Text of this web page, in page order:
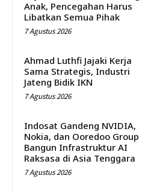
Anak, Pencegahan Harus
Libatkan Semua Pihak
7 Agustus 2026
Ahmad Luthfi Jajaki Kerja
Sama Strategis, Industri
Jateng Bidik IKN
7 Agustus 2026
Indosat Gandeng NVIDIA,
Nokia, dan Ooredoo Group
Bangun Infrastruktur AI
Raksasa di Asia Tenggara
7 Agustus 2026